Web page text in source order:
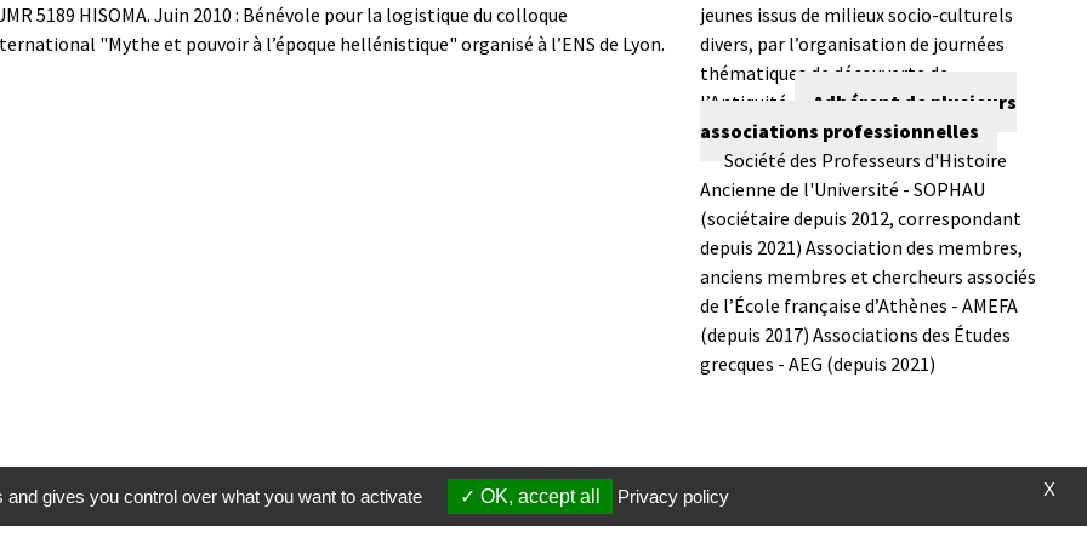
5189 HISOMA.Juin 2010 : Bénévole pour la logistique du colloque
"Mythe et pouvoir à l’époque hellénistique" organisé à l’ENS de Lyon.
jeunes issus de milieux socio-culturels
divers, par l’organisation de journées
thématiques de découverte de
l’Antiquité.
Adhérent de plusieurs
associations professionnelles
Société des Professeurs d'Histoire
Ancienne de l'Université - SOPHAU
(sociétaire depuis 2012, correspondant
depuis 2021) Association des membres,
anciens membres et chercheurs associés
de l’École française d’Athènes - AMEFA
(depuis 2017) Associations des Études
grecques - AEG (depuis 2021)
X
gives you control over what you want to activate OK, accept all Privacy policy